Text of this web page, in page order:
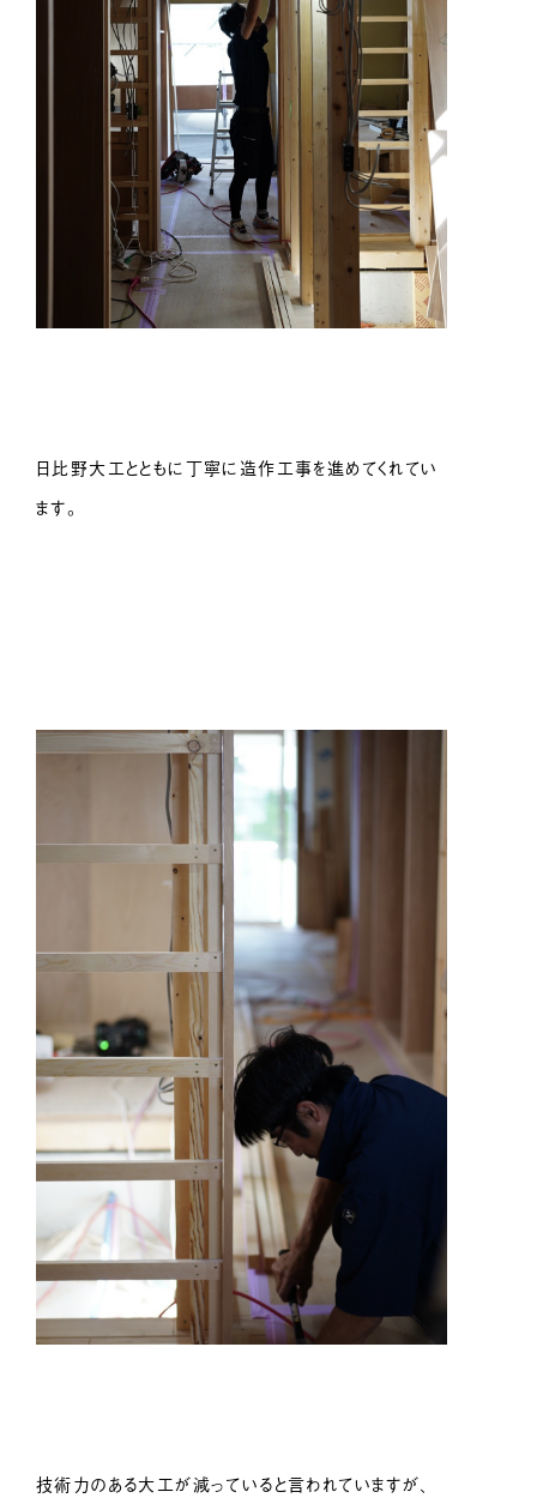
日比野大工とともに丁寧に造作工事を進めてくれてい
ます。
技術力のある大工が減っていると言われていますが、